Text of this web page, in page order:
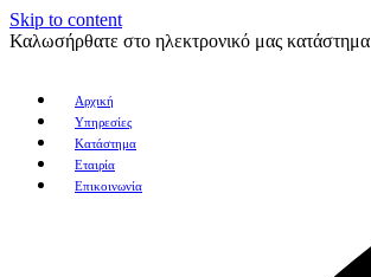
Skip to content
Καλωσήρθατε στο ηλεκτρονικό μας κατάστημα
Αρχική
Υπηρεσίες
Κατάστημα
Εταιρία
Επικοινωνία